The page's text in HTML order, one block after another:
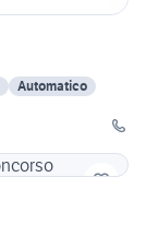
Automatico